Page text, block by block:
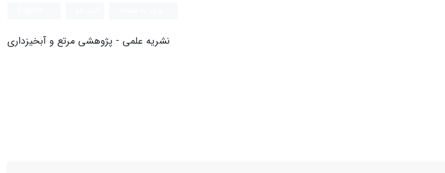
نشریه علمی - پژوهشی مرتع و آبخیزداری